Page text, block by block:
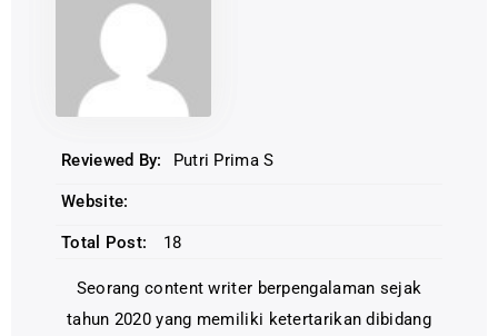
Reviewed By: Putri Prima S
Website:
Total Post: 18
Seorang content writer berpengalaman sejak
tahun 2020 yang memiliki ketertarikan dibidang